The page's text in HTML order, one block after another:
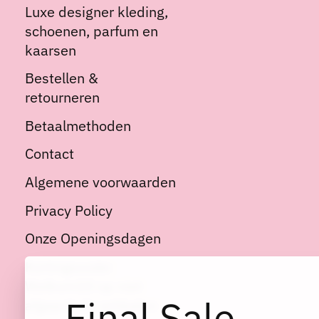
Luxe designer kleding,
schoenen, parfum en
kaarsen
Bestellen &
retourneren
Betaalmethoden
Contact
Algemene voorwaarden
Privacy Policy
Onze Openingsdagen
afgeprijsde artikelen